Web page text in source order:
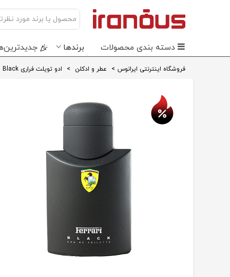
دسته بندی محصولات برندها
فروشگاه اینترنتی ایرانوس > عطر و ادکلن > ادو تویلت فراری Black